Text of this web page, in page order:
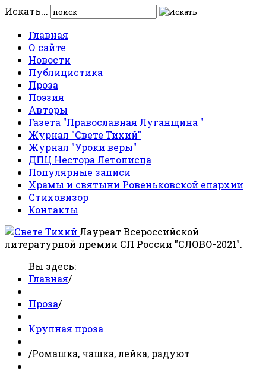
Искать...
Главная
О сайте
Новости
Публицистика
Проза
Поэзия
Авторы
Газета "Православная Луганщина "
Журнал "Свете Тихий"
Журнал "Уроки веры"
ДПЦ Нестора Летописца
Популярные записи
Храмы и святыни Ровеньковской епархии
Стиховизор
Контакты
Лауреат Всероссийской
литературной премии СП России "СЛОВО-2021".
Вы здесь:
Главная/
Проза/
Крупная проза
/Ромашка, чашка, лейка, радуют